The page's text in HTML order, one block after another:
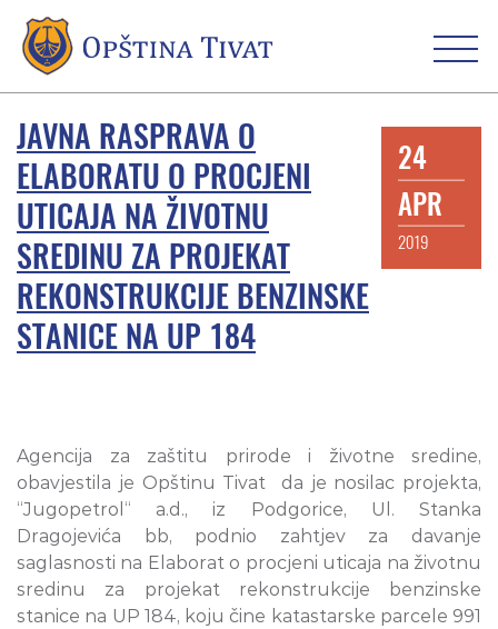
JAVNA RASPRAVA O
ELABORATU O PROCJENI
UTICAJA NA ŽIVOTNU
SREDINU ZA PROJEKAT
REKONSTRUKCIJE BENZINSKE
STANICE NA UP 184
24
APR
2019
Agencija za zaštitu prirode i životne sredine,
obavjestila je Opštinu Tivat da je nosilac projekta,
“Jugopetrol“ a.d., iz Podgorice, Ul. Stanka
Dragojevića bb, podnio zahtjev za davanje
saglasnosti na Elaborat o procjeni uticaja na životnu
sredinu za projekat rekonstrukcije benzinske
stanice na UP 184, koju čine katastarske parcele 991